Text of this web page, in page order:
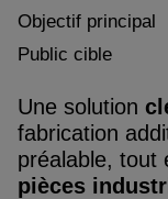
Objectif principal
Public cible
Une solution
fabrication
préalable, tout
pièces